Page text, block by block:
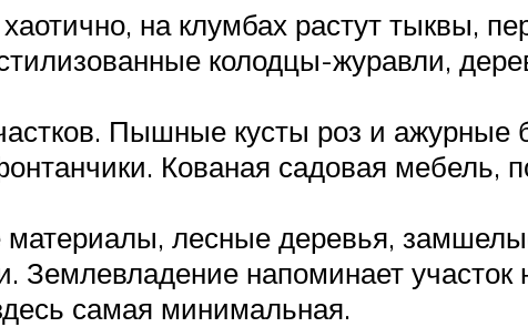
на клумбах растут тыквы,
колодцы-журавли,
Пышные кусты роз и ажурные
Кованая садовая мебель,
материалы, лесные деревья,
Землевладение напоминает участок
самая минимальная.